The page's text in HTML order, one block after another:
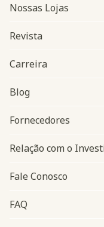
Navegação do rodapé
Nossas Lojas
Revista
Carreira
Blog
Fornecedores
Relação com o
Fale Conosco
FAQ